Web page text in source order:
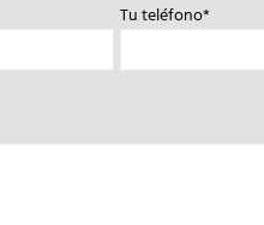
Tu teléfono*